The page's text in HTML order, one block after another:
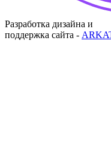
Разработка дизайна и
поддержка сайта -